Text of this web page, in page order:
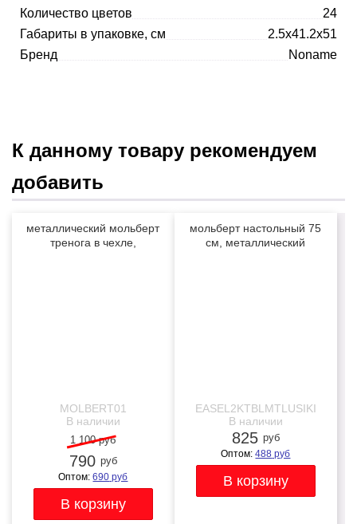
Количество цветов
24
Габариты в упаковке, см
2.5x41.2x51
Бренд
Noname
К данному товару рекомендуем
добавить
металлический мольберт
тренога в чехле,
MOLBERT01
В наличии
1 100 руб
790 руб
Оптом:690 руб
мольберт настольный 75
см, металлический
EASEL2KTBLMTLUSIKI
В наличии
825 руб
Оптом:488 руб